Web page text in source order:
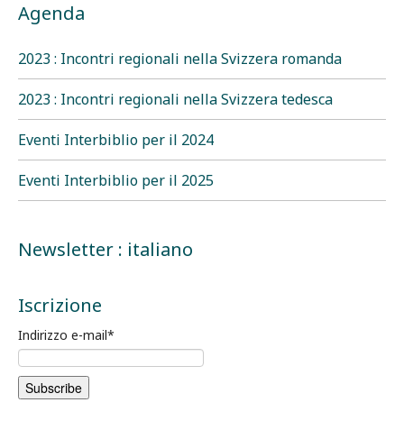
Agenda
2023 : Incontri regionali nella Svizzera romanda
2023 : Incontri regionali nella Svizzera tedesca
Eventi Interbiblio per il 2024
Eventi Interbiblio per il 2025
Newsletter : italiano
Iscrizione
Indirizzo e-mail*